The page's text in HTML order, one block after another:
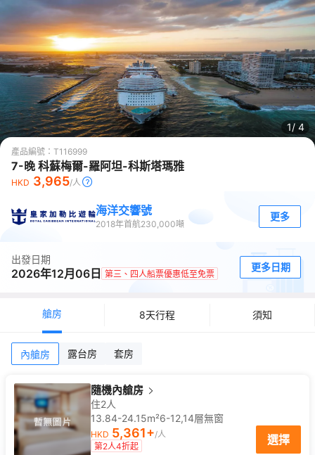
1/ 4
產品編號： T116999
7-晚 科蘇梅爾-羅阿坦-科斯塔瑪雅
HKD 3,965/人
海洋交響號
2018年首航230,000噸
更多
出發日期
2026年12月06日 第三、四人船票優惠低至免票
更多日期
艙房 8天行程 須知
內艙房 露台房 套房
隨機內艙房
住2人
13.84-24.15m²6-12,14層無窗
HKD 5,361+/人
第2人4折起
選擇